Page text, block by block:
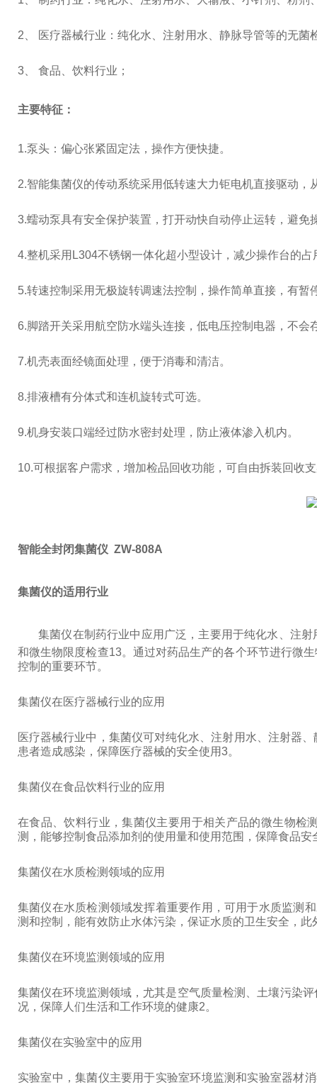
2、 医疗器械行业：纯化水、注射用水、静脉导管等的无菌
3、 食品、饮料行业；
主要特征：
1.泵头：偏心张紧固定法，操作方便快捷。
2.智能集菌仪的传动系统采用低转速大力钜电机直接驱动
3.蠕动泵具有安全保护装置，打开动快自动停止运转，避免
4.整机采用L304不锈钢一体化超小型设计，减少操作台的占
5.转速控制采用无极旋转调速法控制，操作简单直接，有暂
6.脚踏开关采用航空防水端头连接，低电压控制电器，不会
7.机壳表面经镜面处理，便于消毒和清洁。
8.排液槽有分体式和连机旋转式可选。
9.机身安装口端经过防水密封处理，防止液体渗入机内。
10.可根据客户需求，增加检品回收功能，可自由拆装回收
智能全封闭集菌仪 ZW-808A
集菌仪的适用行业
集菌仪在制药行业中应用广泛，主要用于纯化水、注
和微生物限度检查13。通过对药品生产的各个环节进行微
控制的重要环节。
集菌仪在医疗器械行业的应用
医疗器械行业中，集菌仪可对纯化水、注射用水、注射器
患者造成感染，保障医疗器械的安全使用3。
集菌仪在食品饮料行业的应用
在食品、饮料行业，集菌仪主要用于相关产品的微生物检
测，能够控制食品添加剂的使用量和使用范围，保障食品
集菌仪在水质检测领域的应用
集菌仪在水质检测领域发挥着重要作用，可用于水质监测
测和控制，能有效防止水体污染，保证水质的卫生安全，
集菌仪在环境监测领域的应用
集菌仪在环境监测领域，尤其是空气质量检测、土壤污染
况，保障人们生活和工作环境的健康2。
集菌仪在实验室中的应用
实验室中，集菌仪主要用于实验室环境监测和实验室器材